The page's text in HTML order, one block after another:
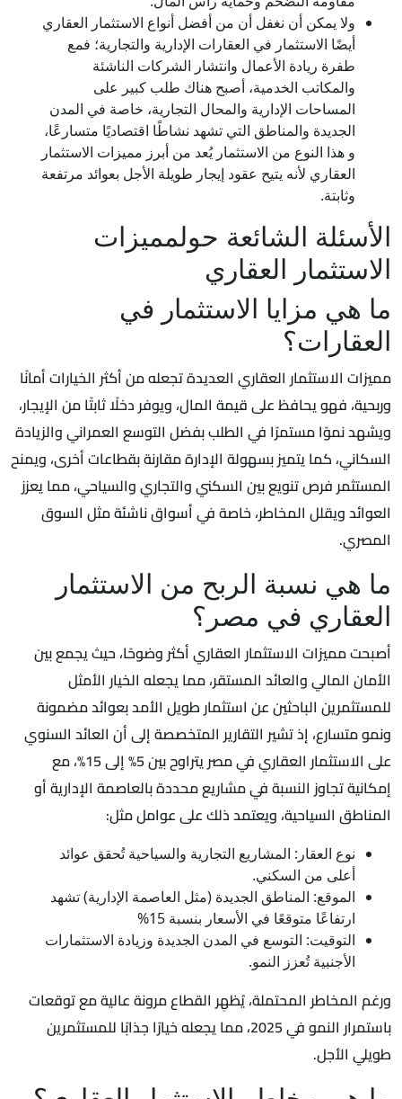
ولا يمكن أن نغفل أن من أفضل أنواع الاستثمار العقاري
أيضًا الاستثمار في العقارات الإدارية والتجارية؛ فمع
طفرة ريادة الأعمال وانتشار الشركات الناشئة
والمكاتب الخدمية، أصبح هناك طلب كبير على
المساحات الإدارية والمحال التجارية، خاصة في المدن
الجديدة والمناطق التي تشهد نشاطًا اقتصاديًا متسارعًا،
و هذا النوع من الاستثمار يُعد من أبرز مميزات الاستثمار
العقاري لأنه يتيح عقود إيجار طويلة الأجل بعوائد مرتفعة
وثابتة.
الأسئلة الشائعة حولمميزات
الاستثمار العقاري
ما هي مزايا الاستثمار في
العقارات؟
مميزات الاستثمار العقاري العديدة تجعله من أكثر الخيارات أمانًا
وربحية، فهو يحافظ على قيمة المال، ويوفر دخلًا ثابتًا من الإيجار،
ويشهد نموًا مستمرًا في الطلب بفضل التوسع العمراني والزيادة
السكاني، كما يتميز بسهولة الإدارة مقارنة بقطاعات أخرى، ويمنح
المستثمر فرص تنويع بين السكني والتجاري والسياحي، مما يعزز
العوائد ويقلل المخاطر، خاصة في أسواق ناشئة مثل السوق
المصري.
ما هي نسبة الربح من الاستثمار
العقاري في مصر؟
أصبحت مميزات الاستثمار العقاري أكثر وضوحًا، حيث يجمع بين
الأمان المالي والعائد المستقر، مما يجعله الخيار الأمثل
للمستثمرين الباحثين عن استثمار طويل الأمد بعوائد مضمونة
ونمو متسارع، إذ تشير التقارير المتخصصة إلى أن العائد السنوي
على الاستثمار العقاري في مصر يتراوح بين 5% إلى 15%، مع
إمكانية تجاوز النسبة في مشاريع محددة بالعاصمة الإدارية أو
المناطق السياحية، ويعتمد ذلك على عوامل مثل:
نوع العقار: المشاريع التجارية والسياحية تُحقق عوائد
أعلى من السكني.
الموقع: المناطق الجديدة (مثل العاصمة الإدارية) تشهد
ارتفاعًا متوقعًا في الأسعار بنسبة 15%
التوقيت: التوسع في المدن الجديدة وزيادة الاستثمارات
الأجنبية تُعزز النمو.
ورغم المخاطر المحتملة، يُظهِر القطاع مرونة عالية مع توقعات
باستمرار النمو في 2025، مما يجعله خيارًا جذابًا للمستثمرين
طويلي الأجل.